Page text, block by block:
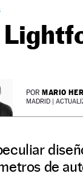
POR MARIO
MADRID |
de